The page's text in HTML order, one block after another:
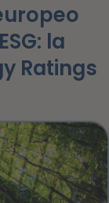
la
Ratings